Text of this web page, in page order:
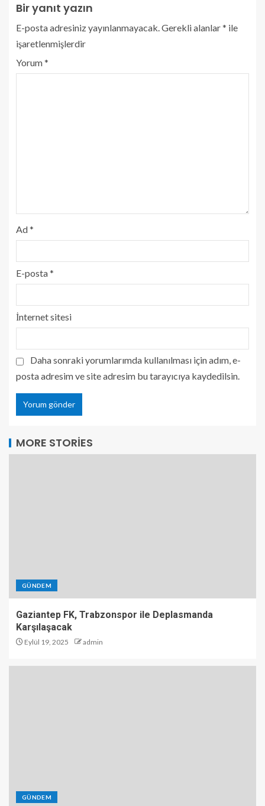
Bir yanıt yazın
E-posta adresiniz yayınlanmayacak.Gerekli alanlar* ile
işaretlenmişlerdir
Yorum*
Ad*
E-posta*
İnternet sitesi
Daha sonraki yorumlarımda kullanılması için adım, e-
posta adresim ve site adresim bu tarayıcıya kaydedilsin.
MORE STORIES
GÜNDEM
Gaziantep FK, Trabzonspor ile Deplasmanda
Karşılaşacak
Eylül 19, 2025 admin
GÜNDEM